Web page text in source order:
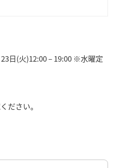
日(火)12:00 – 19:00 ※水曜定
ださい。